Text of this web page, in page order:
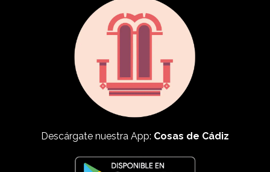
Descárgate nuestra App: Cosas de Cádiz